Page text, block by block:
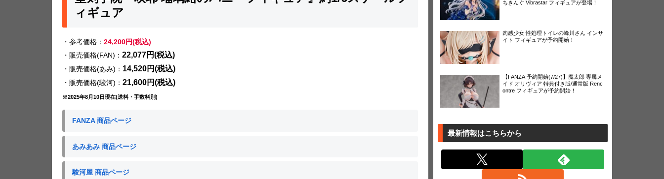
ィギュア
・参考価格： 24,200円(税込)
・販売価格(FAN)： 22,077円(税込)
・販売価格(あみ)： 14,520円(税込)
・販売価格(駿河)： 21,600円(税込)
※2025年8月10日現在(送料・手数料別)
FANZA 商品ページ
あみあみ 商品ページ
駿河屋 商品ページ
ちきんぐ Vibrastar フィギュアが登場！
肉感少女 性処理トイレの峰川さん インサ
イト フィギュアが予約開始！
【FANZA 予約開始(7/27)】魔太郎 専属メ
イド オリヴィア 特典付き版/通常版 Renc
ontre フィギュアが予約開始！
最新情報はこちらから